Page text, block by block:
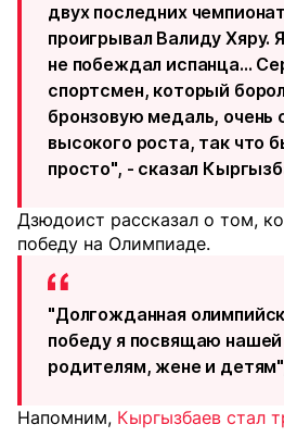
двух последних
проигрывал Валиду Хяру.
не побеждал испанца...
спортсмен, который
бронзовую медаль, очень
высокого роста, так что
просто", - сказал
Дзюдоист рассказал о том,
победу на Олимпиаде.
"Долгожданная
победу я посвящаю
родителям, жене и
Напомним, Кыргызбаев стал